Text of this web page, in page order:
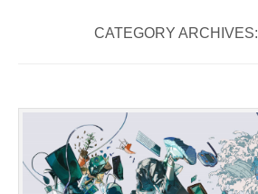
CATEGORY ARCHIVES: